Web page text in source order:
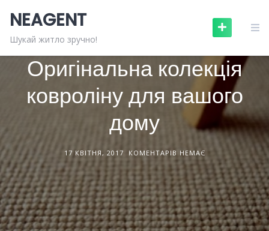
content
NEAGENT
Шукай житло зручно!БУДІВЕЛЬНІ МАТЕРІАЛИ
Оригінальна колекція
ковроліну для вашого
дому
17 КВІТНЯ, 2017 КОМЕНТАРІВ НЕМАЄ